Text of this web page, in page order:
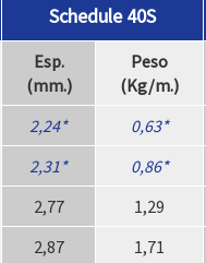
Schedule 40S
Esp.
(mm.)
Peso
(Kg/m.)
2,24 0,63
2,31 0,86
2,77 1,29
2,87 1,71